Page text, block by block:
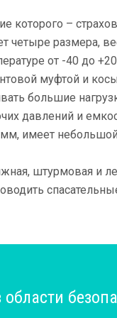
которого –
четыре размера,
от -40 до
муфтой и
большие
давлений и
имеет
штурмовая и